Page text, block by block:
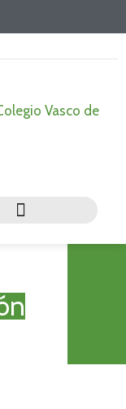
Vasco de